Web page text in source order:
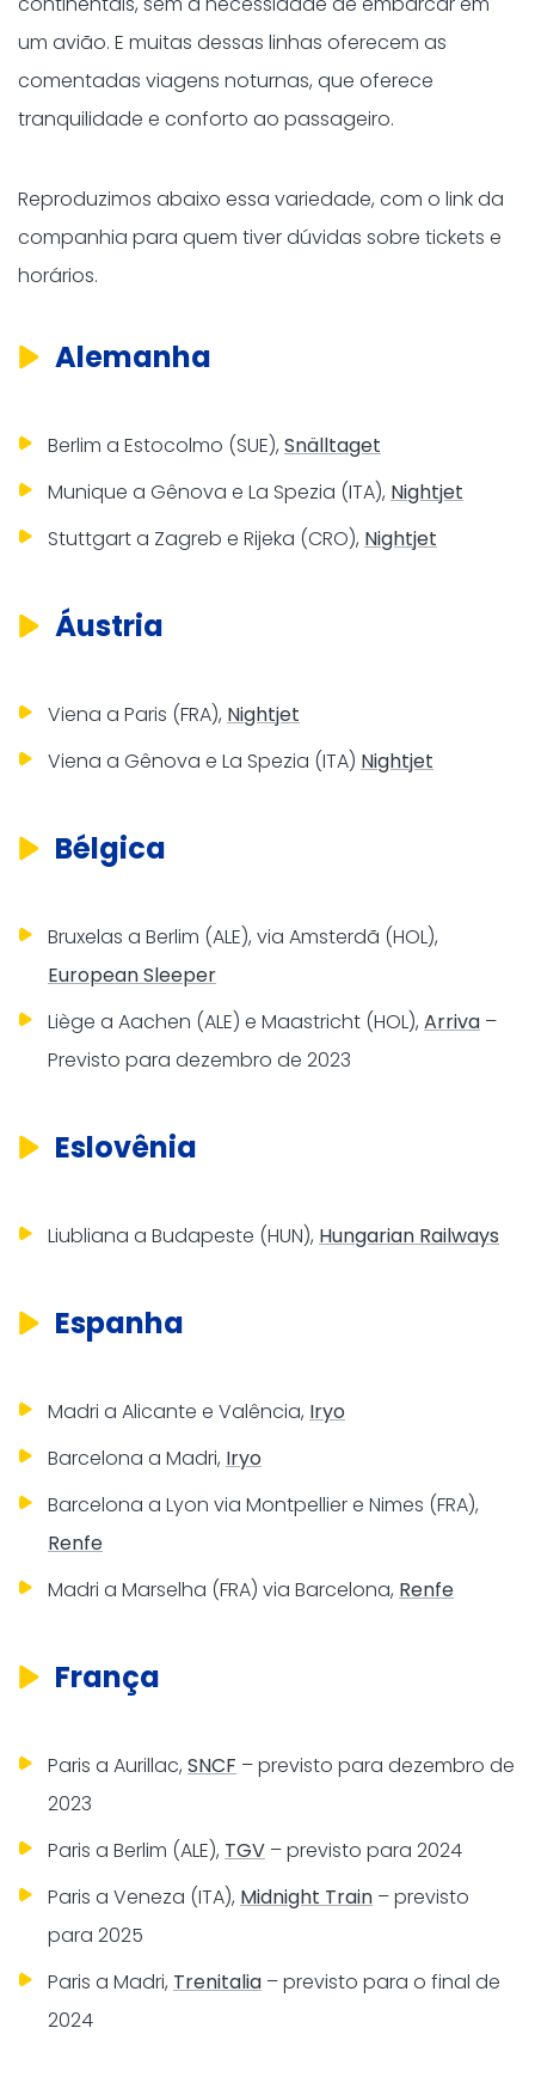
um avião. E muitas dessas linhas oferecem as
comentadas viagens noturnas, que oferece
tranquilidade e conforto ao passageiro.
Reproduzimos abaixo essa variedade, com o link da
companhia para quem tiver dúvidas sobre tickets e
horários.
Alemanha
Berlim a Estocolmo (SUE), Snälltaget
Munique a Gênova e La Spezia (ITA), Nightjet
Stuttgart a Zagreb e Rijeka (CRO), Nightjet
Áustria
Viena a Paris (FRA), Nightjet
Viena a Gênova e La Spezia (ITA) Nightjet
Bélgica
Bruxelas a Berlim (ALE), via Amsterdã (HOL),
European Sleeper
Liège a Aachen (ALE) e Maastricht (HOL), Arriva –
Previsto para dezembro de 2023
Eslovênia
Liubliana a Budapeste (HUN), Hungarian Railways
Espanha
Madri a Alicante e Valência, Iryo
Barcelona a Madri, Iryo
Barcelona a Lyon via Montpellier e Nimes (FRA),
Renfe
Madri a Marselha (FRA) via Barcelona, Renfe
França
Paris a Aurillac, SNCF – previsto para dezembro de
2023
Paris a Berlim (ALE), TGV – previsto para 2024
Paris a Veneza (ITA), Midnight Train – previsto
para 2025
Paris a Madri, Trenitalia – previsto para o final de
2024